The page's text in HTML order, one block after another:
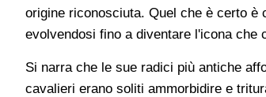
origine riconosciuta. Quel che è certo è
evolvendosi fino a diventare l'icona che
Si narra che le sue radici più antiche
cavalieri erano soliti ammorbidire e